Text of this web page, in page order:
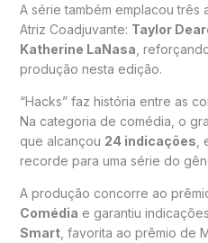
A série também emplacou três
Atriz Coadjuvante: Taylor
Katherine LaNasa ,
produção nesta edição.
“Hacks” faz história entre as
Na categoria de comédia, o
que alcançou 24 indicações
recorde para uma série do
A produção concorre ao
Comédia e garantiu
Smart, favorita ao prêmio de